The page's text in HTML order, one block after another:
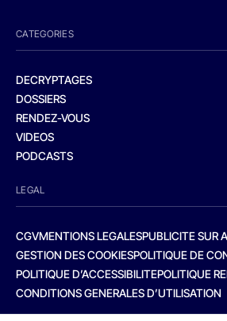
CATEGORIES
DECRYPTAGES
DOSSIERS
RENDEZ-VOUS
VIDEOS
PODCASTS
LEGAL
CGVMENTIONS LEGALESPUBLICITE SUR
GESTION DES COOKIESPOLITIQUE DE
POLITIQUE D’ACCESSIBILITEPOLITIQUE
CONDITIONS GENERALES D’UTILISATION